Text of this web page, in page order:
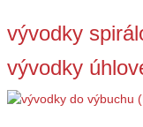
vývodky
vývodky